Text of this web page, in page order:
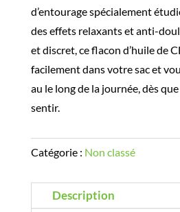
d’entourage spécialement
des effets relaxants et anti-
et discret, ce flacon d’huile de
facilement dans votre sac et
au le long de la journée, dès
sentir.
Catégorie : Non classé
Description